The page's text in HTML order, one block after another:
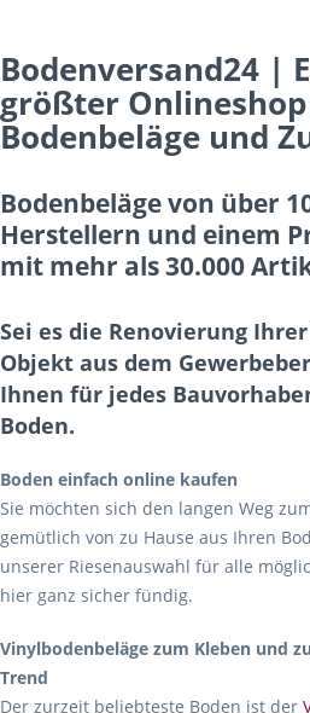
Bodenversand24 |
größter
Bodenbeläge und
Bodenbeläge von über
Herstellern und einem
mit mehr als 30.000
Sei es die Renovierung
Objekt aus dem
Ihnen für jedes
Boden.
Boden einfach online kaufen
Sie möchten sich den langen Weg
gemütlich von zu Hause aus Ihren
unserer Riesenauswahl für alle
hier ganz sicher fündig.
Vinylbodenbeläge zum Kleben und
Trend
Der zurzeit beliebteste Boden ist der